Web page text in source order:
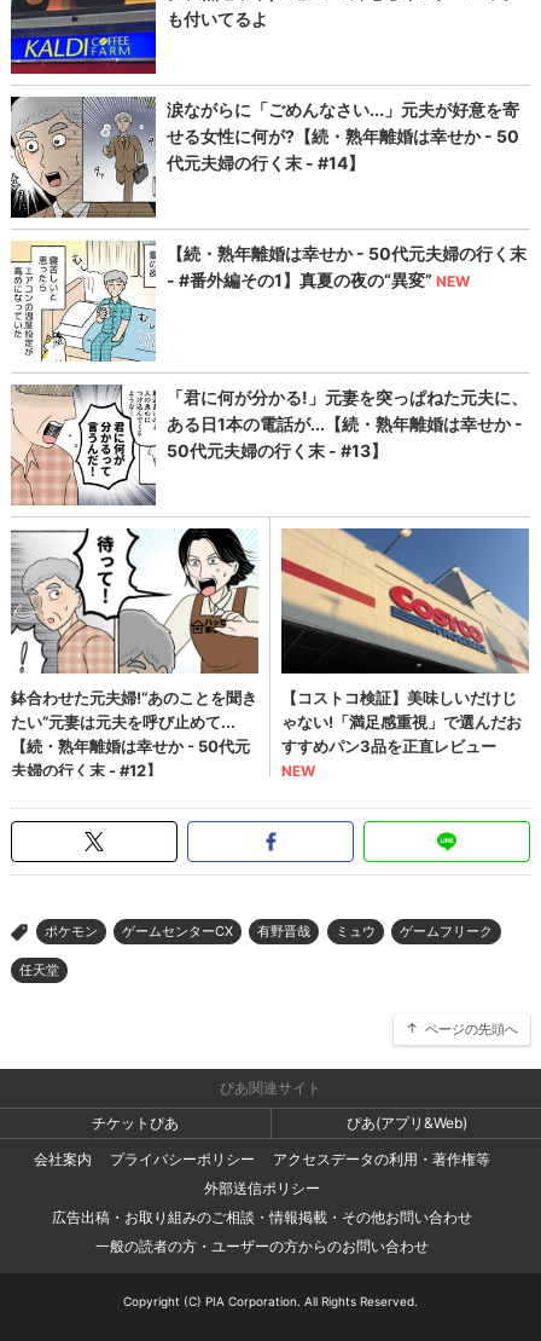
> ポケモン ゲームセンターCX 有野晋哉 ミュウ ゲームフリーク
任天堂
ページの先頭へ
ぴあ関連サイト
チケットぴあ
ぴあ(アプリ&Web)
会社案内
プライバシーポリシー
アクセスデータの利用・著作権等
外部送信ポリシー
広告出稿・お取り組みのご相談・情報掲載・その他お問い合わせ
一般の読者の方・ユーザーの方からのお問い合わせ
Copyright (C) PIA Corporation. All Rights Reserved.